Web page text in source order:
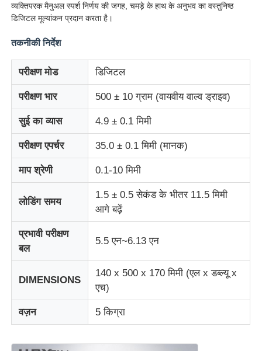
होम
उत्पाद
हमारे बारे में
फैक्टरी यात्रा
गुणवत्ता नियंत्रण
हमसे संपर्क करें
एक बोली का अनुरोध
प्रयोगशाला परीक्षण उपकरण
पर्यावरण परीक्षण कक्ष
सार्वभौमिक परीक्षण मशीन
व्यक्तिपरक मैनुअल स्पर्श निर्णय की जगह, चमड़े के हाथ के अनुभव का वस्तुनिष्ठ
डिजिटल मूल्यांकन प्रदान करता है।
तकनीकी निर्देश
परीक्षण मोड डिजिटल
परीक्षण भार 500 ± 10 ग्राम (वायवीय वाल्व ड्राइव)
सुई का व्यास 4.9 ± 0.1 मिमी
परीक्षण एपर्चर 35.0 ± 0.1 मिमी (मानक)
माप श्रेणी 0.1-10 मिमी
लोडिंग समय
1.5 ± 0.5 सेकंड के भीतर 11.5 मिमी
आगे बढ़ें
प्रभावी परीक्षण
बल
5.5 एन~6.13 एन
DIMENSIONS
140 x 500 x 170 मिमी (एल x डब्ल्यू x
एच)
वज़न 5 किग्रा